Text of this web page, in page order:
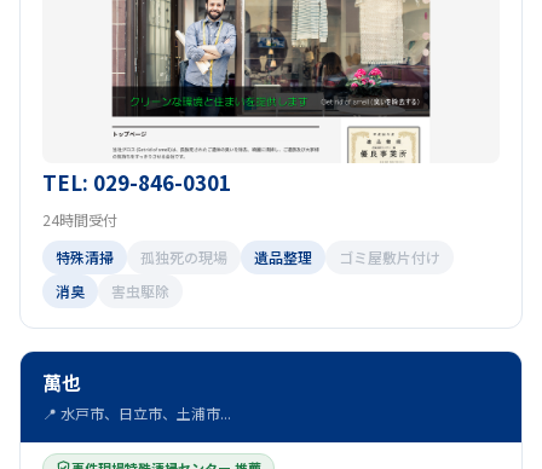
TEL: 029-846-0301
24時間受付
特殊清掃
孤独死の現場 遺品整理
ゴミ屋敷片付け
消臭
害虫駆除
萬也
📍 水戸市、日立市、土浦市...